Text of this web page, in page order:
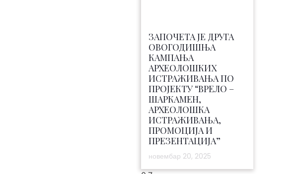
ЗАПОЧЕТА ЈЕ ДРУГА
ОВОГОДИШЊА
КАМПАЊА
АРХЕОЛОШКИХ
ИСТРАЖИВАЊА ПО
ПРОЈЕКТУ “ВРЕЛО –
ШАРКАМЕН,
АРХЕОЛОШКА
ИСТРАЖИВАЊА,
ПРОМОЦИЈА И
ПРЕЗЕНТАЦИЈА”
новембар 20, 2025